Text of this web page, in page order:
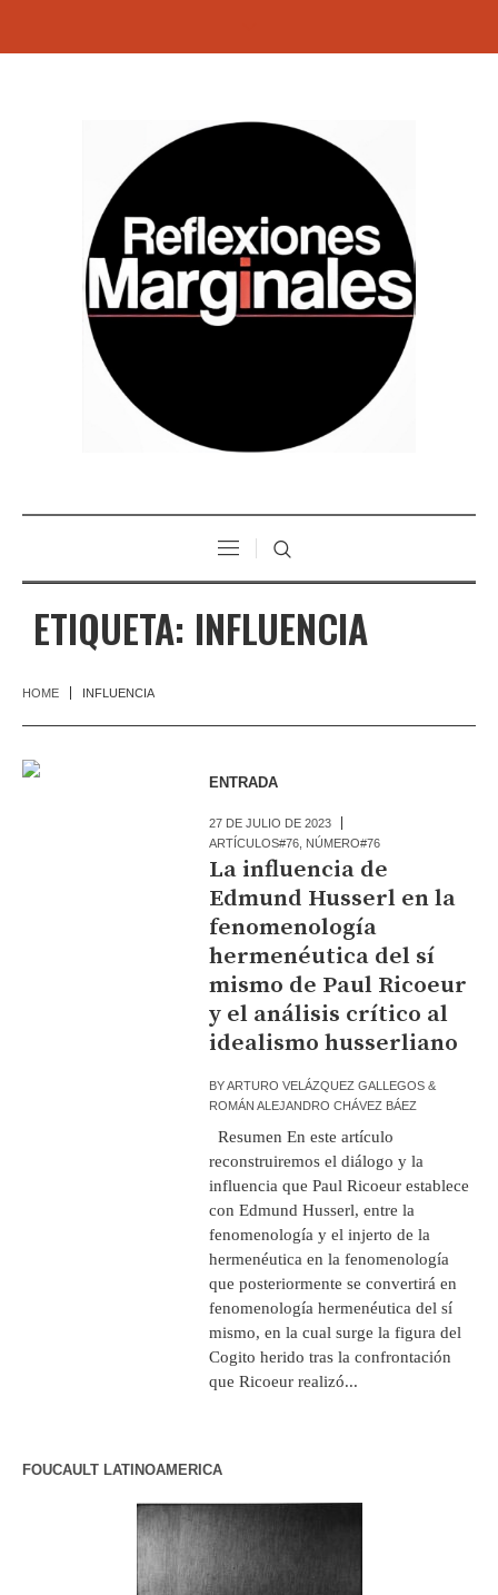
ETIQUETA: INFLUENCIA
HOME INFLUENCIA
ENTRADA
27 DE JULIO DE 2023
ARTÍCULOS#76 NÚMERO#76
La influencia de
Edmund Husserl en la
fenomenología
hermenéutica del sí
mismo de Paul Ricoeur
y el análisis crítico al
idealismo husserliano
BYARTURO VELÁZQUEZ GALLEGOS &
ROMÁN ALEJANDRO CHÁVEZ BÁEZ
Resumen En este artículo
reconstruiremos el diálogo y la
influencia que Paul Ricoeur establece
con Edmund Husserl, entre la
fenomenología y el injerto de la
hermenéutica en la fenomenología
que posteriormente se convertirá en
fenomenología hermenéutica del sí
mismo, en la cual surge la figura del
Cogito herido tras la confrontación
que Ricoeur realizó...
FOUCAULT LATINOAMERICA